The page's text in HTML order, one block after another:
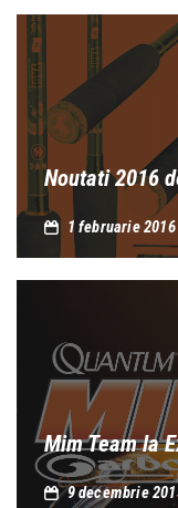
Noutati 2016
1 februarie 2016
Mim Team la
9 decembrie